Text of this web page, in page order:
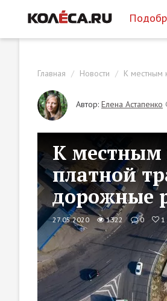
Главная Новости К местным
Автор: Елена Астапенко
К местным
платной
дорожные
27.05.2020 1322 0 1